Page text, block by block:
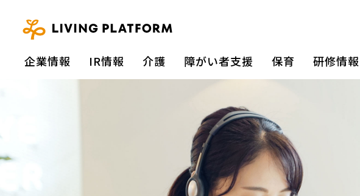
企業情報 IR情報 介護 障がい者⽀援 保育 研修情報